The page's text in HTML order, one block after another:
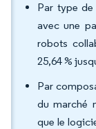
Par type
avec une
robots
25,64 %
Par
du marché
que le